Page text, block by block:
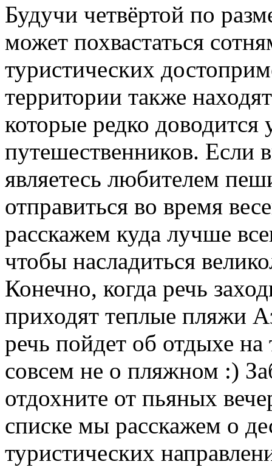
Будучи четвёртой по
может похвастаться
туристических
территории также
которые редко доводится
путешественников. Если
являетесь любителем
отправиться во время
расскажем куда лучше
чтобы насладиться
Конечно, когда речь
приходят теплые пляжи
речь пойдет об отдыхе
совсем не о пляжном :)
отдохните от пьяных
списке мы расскажем о
туристических